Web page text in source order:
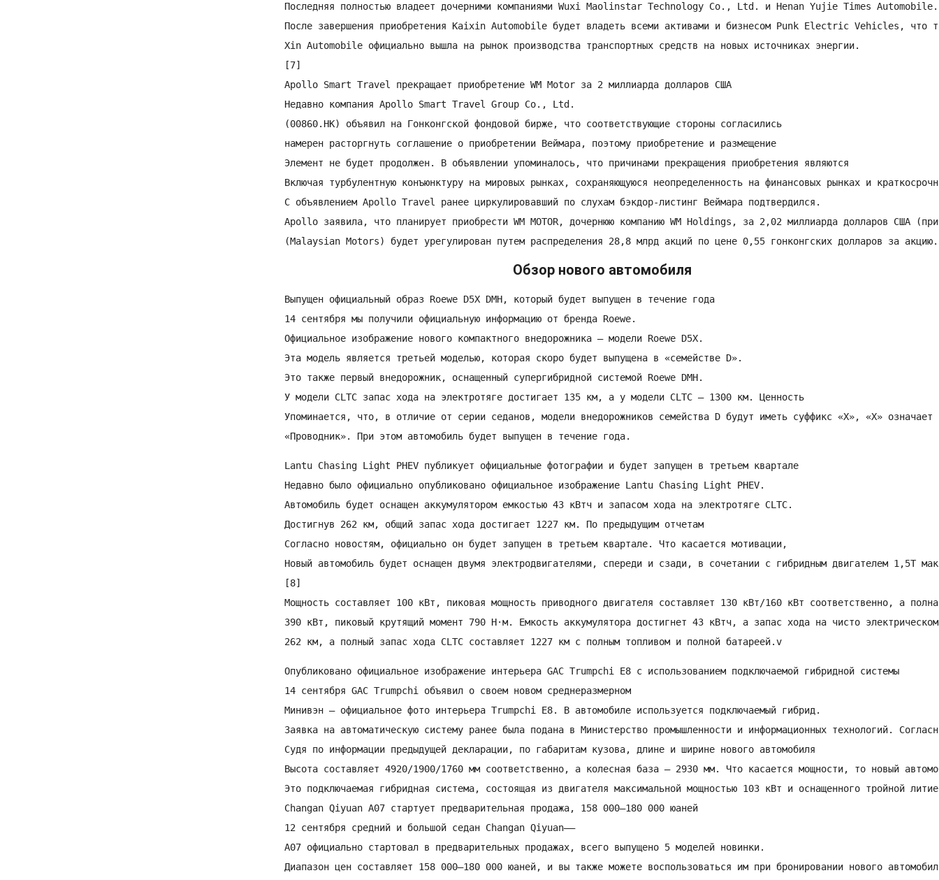
Последняя полностью владеет дочерними компаниями Wuxi Maolinstar Technology Co., Ltd. и Henan Yujie Times Automobile.
После завершения приобретения Kaixin Automobile будет владеть всеми активами и бизнесом Punk Electric Vehicles,
Xin Automobile официально вышла на рынок производства транспортных средств на новых источниках энергии.
[7]
Apollo Smart Travel прекращает приобретение WM Motor за 2 миллиарда долларов США
Недавно компания Apollo Smart Travel Group Co., Ltd.
(00860.HK) объявил на Гонконгской фондовой бирже, что соответствующие стороны согласились
намерен расторгнуть соглашение о приобретении Веймара, поэтому приобретение и размещение
Элемент не будет продолжен. В объявлении упоминалось, что причинами прекращения приобретения являются
Включая турбулентную конъюнктуру на мировых рынках, сохраняющуюся неопределенность на финансовых рынках и
С объявлением Apollo Travel ранее циркулировавший по слухам бэкдор-листинг Веймара подтвердился.
Apollo заявила, что планирует приобрести WM MOTOR, дочернюю компанию WM Holdings, за 2,02 миллиарда долларов США
(Malaysian Motors) будет урегулирован путем распределения 28,8 млрд акций по цене 0,55 гонконгских долларов за акцию.
Обзор нового автомобиля
Выпущен официальный образ Roewe D5X DMH, который будет выпущен в течение года
14 сентября мы получили официальную информацию от бренда Roewe.
Официальное изображение нового компактного внедорожника — модели Roewe D5X.
Эта модель является третьей моделью, которая скоро будет выпущена в «семействе D».
Это также первый внедорожник, оснащенный супергибридной системой Roewe DMH.
У модели CLTC запас хода на электротяге достигает 135 км, а у модели CLTC — 1300 км. Ценность
Упоминается, что, в отличие от серии седанов, модели внедорожников семейства D будут иметь суффикс «X», «X» означает
«Проводник». При этом автомобиль будет выпущен в течение года.
Lantu Chasing Light PHEV публикует официальные фотографии и будет запущен в третьем квартале
Недавно было официально опубликовано официальное изображение Lantu Chasing Light PHEV.
Автомобиль будет оснащен аккумулятором емкостью 43 кВтч и запасом хода на электротяге CLTC.
Достигнув 262 км, общий запас хода достигает 1227 км. По предыдущим отчетам
Согласно новостям, официально он будет запущен в третьем квартале. Что касается мотивации,
Новый автомобиль будет оснащен двумя электродвигателями, спереди и сзади, в сочетании с гибридным двигателем 1,5T
[8]
Мощность составляет 100 кВт, пиковая мощность приводного двигателя составляет 130 кВт/160 кВт соответственно, а
390 кВт, пиковый крутящий момент 790 Н·м. Емкость аккумулятора достигнет 43 кВтч, а запас хода на чисто электрическом
262 км, а полный запас хода CLTC составляет 1227 км с полным топливом и полной батареей.v
Опубликовано официальное изображение интерьера GAC Trumpchi E8 с использованием подключаемой гибридной системы
14 сентября GAC Trumpchi объявил о своем новом среднеразмерном
Минивэн — официальное фото интерьера Trumpchi E8. В автомобиле используется подключаемый гибрид.
Заявка на автоматическую систему ранее была подана в Министерство промышленности и информационных технологий.
Судя по информации предыдущей декларации, по габаритам кузова, длине и ширине нового автомобиля
Высота составляет 4920/1900/1760 мм соответственно, а колесная база – 2930 мм. Что касается мощности, то новый
Это подключаемая гибридная система, состоящая из двигателя максимальной мощностью 103 кВт и оснащенного тройной
Changan Qiyuan A07 стартует предварительная продажа, 158 000–180 000 юаней
12 сентября средний и большой седан Changan Qiyuan——
А07 официально стартовал в предварительных продажах, всего выпущено 5 моделей новинки.
Диапазон цен составляет 158 000–180 000 юаней, и вы также можете воспользоваться им при бронировании нового